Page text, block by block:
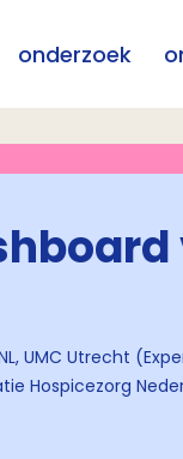
onderzoek
UMC Utrecht
Hospicezorg